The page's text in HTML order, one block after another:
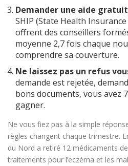
Demander une aide
SHIP (State Health
offrent des conseillers
moyenne 2,7 fois chaque
comprendre sa couverture.
Ne laissez pas un refus
demande est rejetée,
bons documents, vous avez
gagner.
Ne vous fiez pas à la simple
règles changent chaque trimestre.
du Nord a retiré 12 médicaments
traitements pour l’eczéma et les